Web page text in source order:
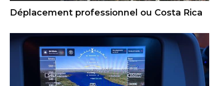
Déplacement professionnel ou Costa Rica